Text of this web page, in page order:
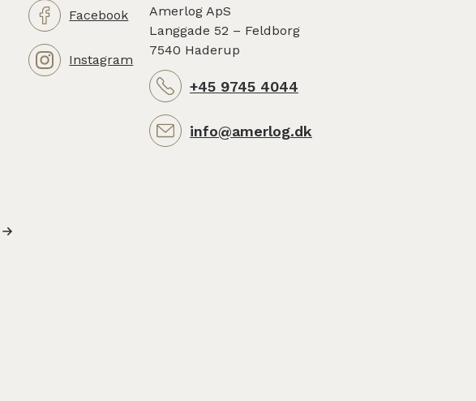
Facebook
Instagram
Amerlog ApS
Langgade 52 – Feldborg
7540 Haderup
+45 9745 4044
info@amerlog.dk